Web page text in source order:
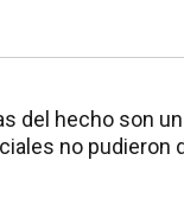
del hecho son
no pudieron